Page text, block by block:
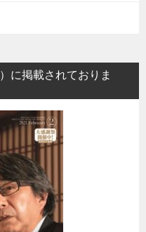
に掲載されておりま